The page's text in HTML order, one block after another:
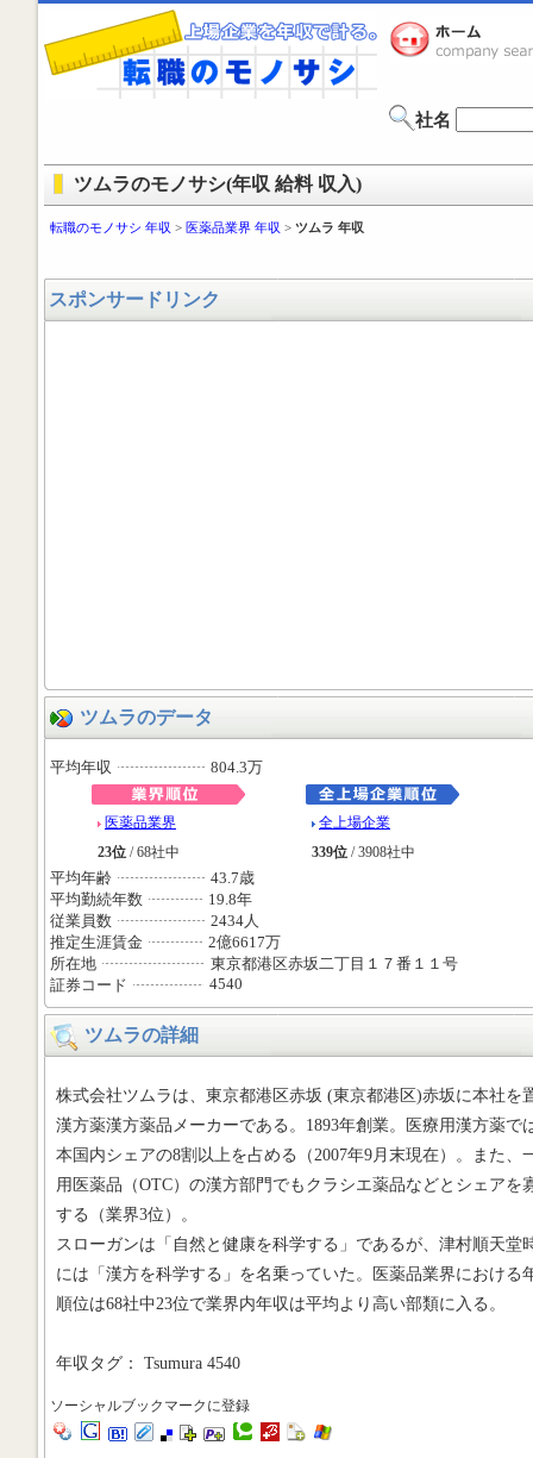
社名
ツムラのモノサシ(年収 給料 収入)
転職のモノサシ 年収 > 医薬品業界 年収 > ツムラ 年収
スポンサードリンク
ツムラのデータ
平均年収 804.3万
医薬品業界
23位 / 68社中
全上場企業
339位 / 3908社中
平均年齢
43.7歳
平均勤続年数
19.8年
従業員数
2434人
推定生涯賃金
2億6617万
所在地
東京都港区赤坂二丁目１７番１１号
証券コード
4540
ツムラの詳細
株式会社ツムラは、東京都港区赤坂 (東京都港区)赤坂に本社を
漢方薬漢方薬品メーカーである。1893年創業。医療用漢方薬で
本国内シェアの8割以上を占める（2007年9月末現在）。また、
用医薬品（OTC）の漢方部門でもクラシエ薬品などとシェアを
する（業界3位）。
スローガンは「自然と健康を科学する」であるが、津村順天堂
には「漢方を科学する」を名乗っていた。医薬品業界における
順位は68社中23位で業界内年収は平均より高い部類に入る。
年収タグ： Tsumura 4540
ソーシャルブックマークに登録